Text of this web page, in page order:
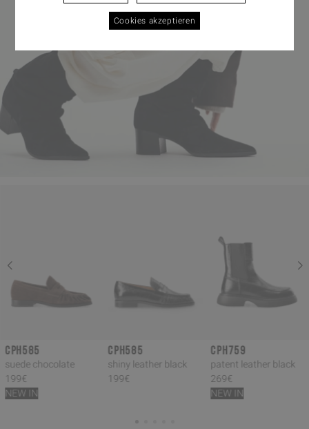
Cookies akzeptieren
CPH585
suede chocolate
199€
NEW IN
CPH585
shiny leather black
199€
CPH759
patent leather black
269€
NEW IN